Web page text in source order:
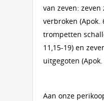
van zeven:
verbroken (Apok.
trompetten
11,15-19) en
uitgegoten (Apok.
Aan onze